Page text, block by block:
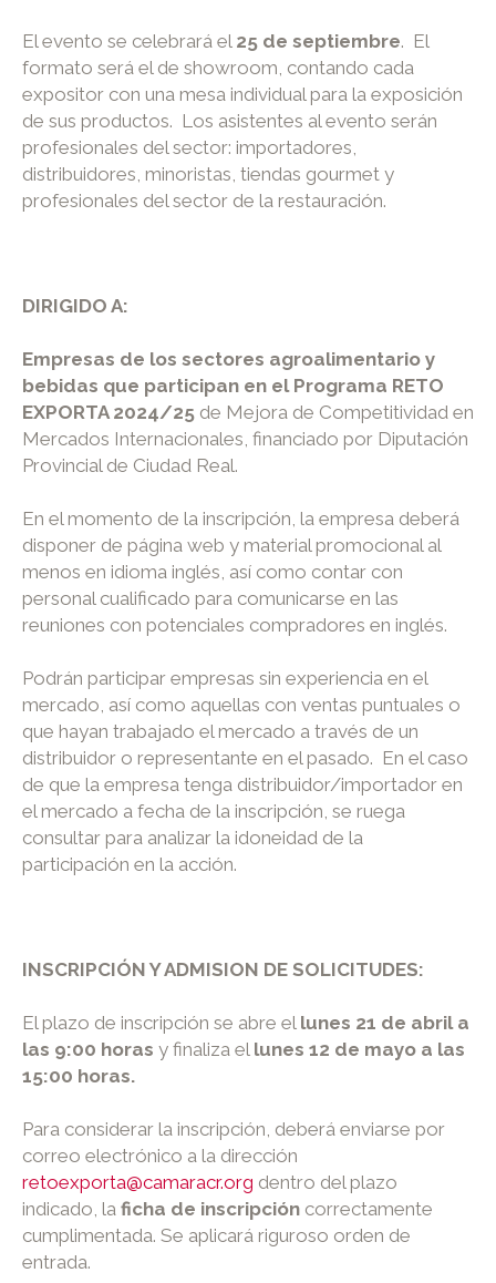
El evento se celebrará el 25 de septiembre. El
formato será el de showroom, contando cada
expositor con una mesa individual para la exposición
de sus productos. Los asistentes al evento serán
profesionales del sector: importadores,
distribuidores, minoristas, tiendas gourmet y
profesionales del sector de la restauración.
DIRIGIDO A:
Empresas de los sectores agroalimentario y
bebidas que participan en el Programa RETO
EXPORTA 2024/25 de Mejora de Competitividad en
Mercados Internacionales, financiado por Diputación
Provincial de Ciudad Real.
En el momento de la inscripción, la empresa deberá
disponer de página web y material promocional al
menos en idioma inglés, así como contar con
personal cualificado para comunicarse en las
reuniones con potenciales compradores en inglés.
Podrán participar empresas sin experiencia en el
mercado, así como aquellas con ventas puntuales o
que hayan trabajado el mercado a través de un
distribuidor o representante en el pasado. En el caso
de que la empresa tenga distribuidor/importador en
el mercado a fecha de la inscripción, se ruega
consultar para analizar la idoneidad de la
participación en la acción.
INSCRIPCIÓN Y ADMISION DE SOLICITUDES:
El plazo de inscripción se abre el lunes 21 de abril a
las 9:00 horas y finaliza el lunes 12 de mayo a las
15:00 horas.
Para considerar la inscripción, deberá enviarse por
correo electrónico a la dirección
retoexporta@camaracr.org dentro del plazo
indicado, la ficha de inscripción correctamente
cumplimentada. Se aplicará riguroso orden de
entrada.